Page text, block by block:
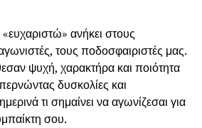
ανήκει στους
τους ποδοσφαιριστές μας.
ψυχή, χαρακτήρα και ποιότητα
δυσκολίες και
τι σημαίνει να αγωνίζεσαι για
σου.